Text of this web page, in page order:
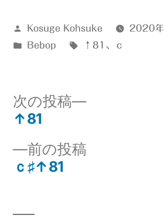
投
稿
Kosuge Kohsuke
2020
カ
ー:
Bebop
タ
↑81 、 ｃ
投
稿
ビ
前の投稿
ｃ♯↑81
次の投稿
次
↑81